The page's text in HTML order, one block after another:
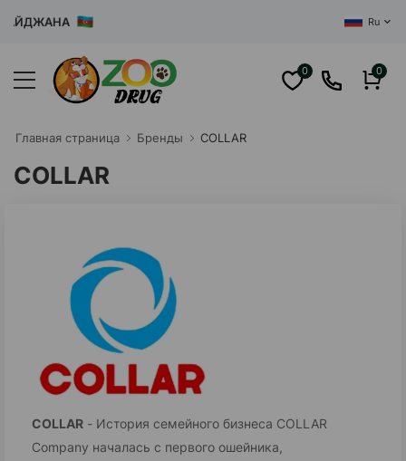
Ru
0 0
Главная cтраница Бренды COLLAR
COLLAR
COLLAR - История семейного бизнеса COLLAR
Company началась с первого ошейника,